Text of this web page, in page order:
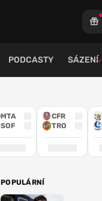
PODCASTY SÁZENÍ
MTA
SOF
CFR
TRO
POPULÁRNÍ